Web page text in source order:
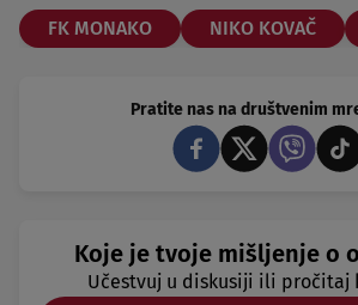
FK MONAKO NIKO KOVAČ
Pratite nas na društvenim
Koje je tvoje mišljenje o
Učestvuj u diskusiji ili pročitaj